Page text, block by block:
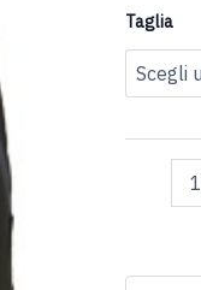
Taglia